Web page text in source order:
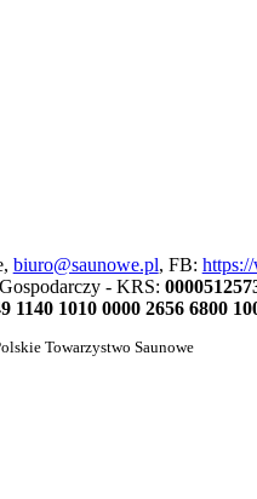
biuro@saunowe.pl, FB:
- KRS:
1140 1010 0000 2656 6800
Towarzystwo Saunowe